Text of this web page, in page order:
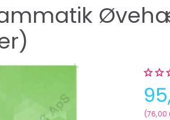
(76,00